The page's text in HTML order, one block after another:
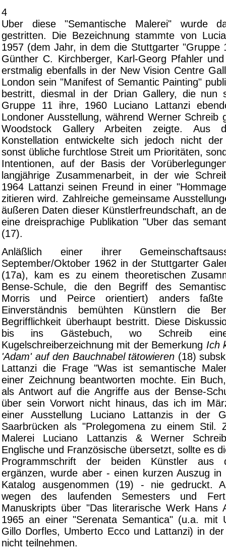
4
Uber diese "Semantische Malerei" wurde
gestritten. Die Bezeichnung stammte von
1957 (dem Jahr, in dem die Stuttgarter "Gruppe
Günther C. Kirchberger, Karl-Georg Pfahler
erstmalig ebenfalls in der New Vision Centre
London sein "Manifest of Semantic Painting"
bestritt, diesmal in der Drian Gallery, die nun
Gruppe 11 ihre, 1960 Luciano Lattanzi
Londoner Ausstellung, während Werner Schreib
Woodstock Gallery Arbeiten zeigte. Aus
Konstellation entwickelte sich jedoch nicht
sonst übliche furchtlose Streit um Prioritäten,
Intentionen, auf der Basis der
langjährige Zusammenarbeit, in der wie
1964 Lattanzi seinen Freund in einer
zitieren wird. Zahlreiche gemeinsame
äußeren Daten dieser Künstlerfreundschaft, an
eine dreisprachige Publikation "Uber das
(17).
Anläßlich einer ihrer
September/Oktober 1962 in der Stuttgarter
(17a), kam es zu einem theoretischen
Bense-Schule, die den Begriff des
Morris und Peirce orientiert) anders
Einverständnis bemühten Künstlern die
Begrifflichkeit überhaupt bestritt. Diese
bis ins Gästebuch, wo Schreib eine
Kugelschreiberzeichnung mit der Bemerkung Ich
'Adam' auf den Bauchnabel tätowieren (18)
Lattanzi die Frage "Was ist semantische
einer Zeichnung beantworten mochte. Ein
als Antwort auf die Angriffe aus der Bense-
über sein Vorwort nicht hinaus, das ich im
einer Ausstellung Luciano Lattanzis in der
Saarbrücken als "Prolegomena zu einem Stil.
Malerei Luciano Lattanzis & Werner
Englische und Französische übersetzt, sollte es
Programmschrift der beiden Künstler aus
ergänzen, wurde aber - einen kurzen Auszug in
Katalog ausgenommen (19) - nie gedruckt.
wegen des laufenden Semesters und
Manuskripts über "Das literarische Werk Hans
1965 an einer "Serenata Semantica" (u.a. mit
Gillo Dorfles, Umberto Ecco und Lattanzi) in
nicht teilnehmen.